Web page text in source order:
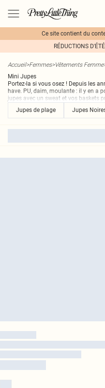
Ce site contient du
RÉDUCTIONS
Accueil>Femmes>Vêtements Femme
Mini Jupes
Portez-la si vous osez ! Depuis les
have. PU, daim, moulante : il y en a
jupes avec un sweat et vos baskets
Jupes de plage
Jupes